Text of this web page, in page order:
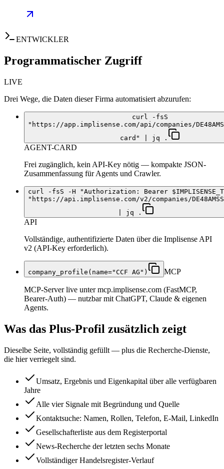
ENTWICKLER
Programmatischer Zugriff
LIVE
Drei Wege, die Daten dieser Firma automatisiert abzurufen:
curl -fsS
"https://app.implisense.com/api/companies/
card" | jq .
AGENT-CARD
Frei zugänglich, kein API-Key nötig — kompakte JSON-
Zusammenfassung für Agents und Crawler.
curl -fsS -H "Authorization: Bearer
"https://api.implisense.com/v2/companies/
| jq .
API
Vollständige, authentifizierte Daten über die Implisense API
v2 (API-Key erforderlich).
company_profile(name="CCF AG") MCP
MCP-Server live unter mcp.implisense.com (FastMCP,
Bearer-Auth) — nutzbar mit ChatGPT, Claude & eigenen
Agents.
Was das Plus-Profil zusätzlich zeigt
Dieselbe Seite, vollständig gefüllt — plus die Recherche-Dienste,
die hier verriegelt sind.
Umsatz, Ergebnis und Eigenkapital über alle verfügbaren
Jahre
Alle vier Signale mit Begründung und Quelle
Kontaktsuche: Namen, Rollen, Telefon, E-Mail, LinkedIn
Gesellschafterliste aus dem Registerportal
News-Recherche der letzten sechs Monate
Vollständiger Handelsregister-Verlauf